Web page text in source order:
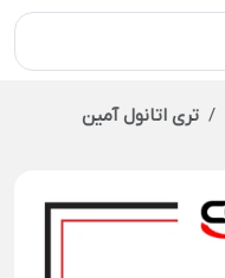
تری اتانول آمین